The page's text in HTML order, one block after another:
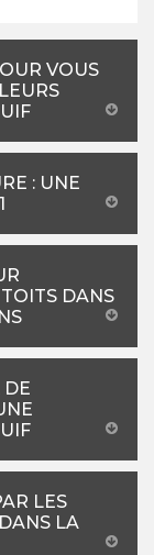
VOUS
: UNE
DANS
DE
LES
LA